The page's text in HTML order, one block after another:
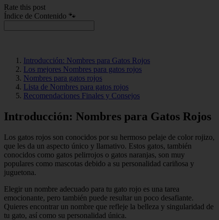
Rate this post
Índice de Contenido 🐾
Introducción: Nombres para Gatos Rojos
Los mejores Nombres para gatos rojos
Nombres para gatos rojos
Lista de Nombres para gatos rojos
Recomendaciones Finales y Consejos
Introducción: Nombres para Gatos Rojos
Los gatos rojos son conocidos por su hermoso pelaje de color rojizo,
que les da un aspecto único y llamativo. Estos gatos, también
conocidos como gatos pelirrojos o gatos naranjas, son muy
populares como mascotas debido a su personalidad cariñosa y
juguetona.
Elegir un nombre adecuado para tu gato rojo es una tarea
emocionante, pero también puede resultar un poco desafiante.
Quieres encontrar un nombre que refleje la belleza y singularidad de
tu gato, así como su personalidad única.